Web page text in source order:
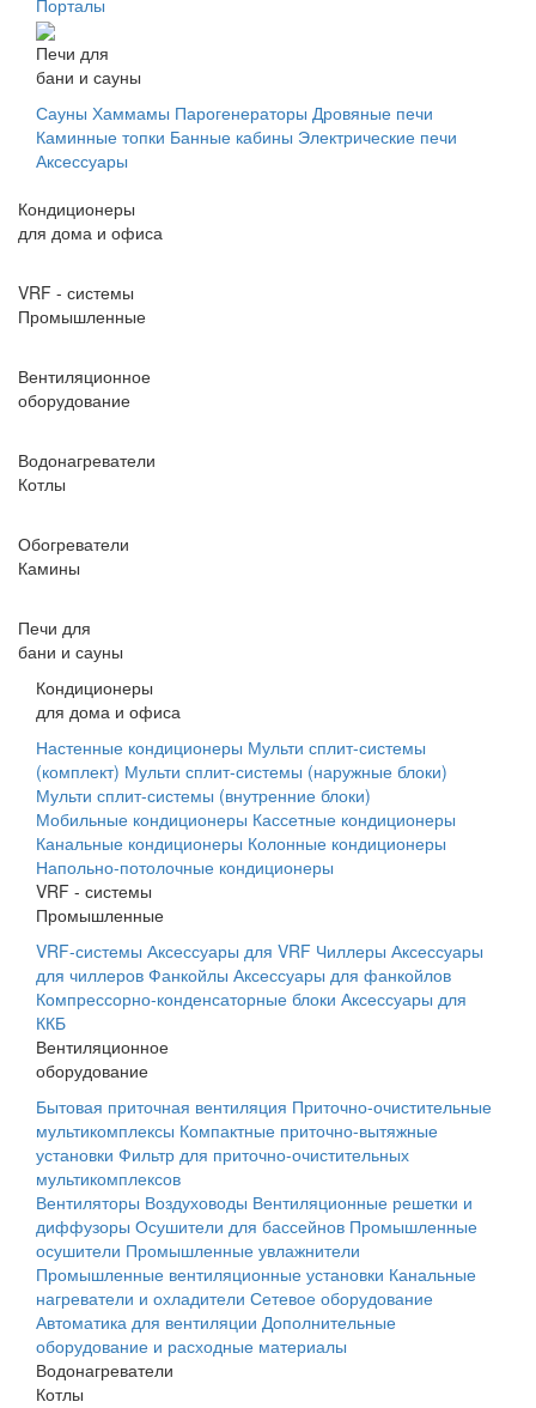
Печи для
бани и сауны
Сауны Хаммамы Парогенераторы Дровяные печи
Каминные топки Банные кабины Электрические печи
Аксессуары
Кондиционеры
для дома и офиса
VRF - системы
Промышленные
Вентиляционное
оборудование
Водонагреватели
Котлы
Обогреватели
Камины
Печи для
бани и сауны
Кондиционеры
для дома и офиса
Настенные кондиционеры Мульти сплит-системы
(комплект) Мульти сплит-системы (наружные блоки)
Мульти сплит-системы (внутренние блоки)
Мобильные кондиционеры Кассетные кондиционеры
Канальные кондиционеры Колонные кондиционеры
Напольно-потолочные кондиционеры
VRF - системы
Промышленные
VRF-системы Аксессуары для VRF Чиллеры Аксессуары
для чиллеров Фанкойлы Аксессуары для фанкойлов
Компрессорно-конденсаторные блоки Аксессуары для
ККБ
Вентиляционное
оборудование
Бытовая приточная вентиляция Приточно-очистительные
мультикомплексы Компактные приточно-вытяжные
установки Фильтр для приточно-очистительных
мультикомплексов
Вентиляторы Воздуховоды Вентиляционные решетки и
диффузоры Осушители для бассейнов Промышленные
осушители Промышленные увлажнители
Промышленные вентиляционные установки Канальные
нагреватели и охладители Сетевое оборудование
Автоматика для вентиляции Дополнительные
оборудование и расходные материалы
Водонагреватели
Котлы